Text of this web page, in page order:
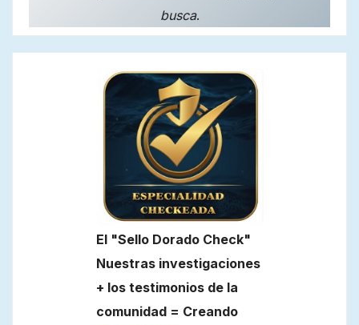
busca.
El "Sello Dorado Check"
Nuestras investigaciones
+ los testimonios de la
comunidad = Creando